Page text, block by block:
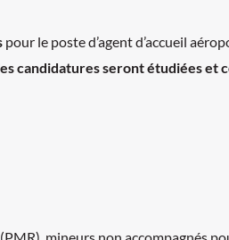
pour le poste d’agent d’accueil
candidatures seront étudiées et